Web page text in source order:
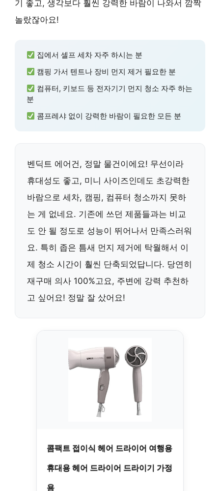
기 좋고, 생각보다 훨씬 강력한 바람이 나와서 깜짝
놀랐잖아요!
집에서 셀프 세차 자주 하시는 분
캠핑 가서 텐트나 장비 먼지 제거 필요한 분
컴퓨터, 키보드 등 전자기기 먼지 청소 자주 하는
분
콤프레샤 없이 강력한 바람이 필요한 모든 분
벤딕트 에어건, 정말 물건이에요! 무선이라
휴대성도 좋고, 미니 사이즈인데도 초강력한
바람으로 세차, 캠핑, 컴퓨터 청소까지 못하
는 게 없네요. 기존에 쓰던 제품들과는 비교
도 안 될 정도로 성능이 뛰어나서 만족스러워
요. 특히 좁은 틈새 먼지 제거에 탁월해서 이
제 청소 시간이 훨씬 단축되었답니다. 당연히
재구매 의사 100%고요, 주변에 강력 추천하
고 싶어요! 정말 잘 샀어요!
콤팩트 접이식 헤어 드라이어 여행용
휴대용 헤어 드라이어 드라이기 가정
용